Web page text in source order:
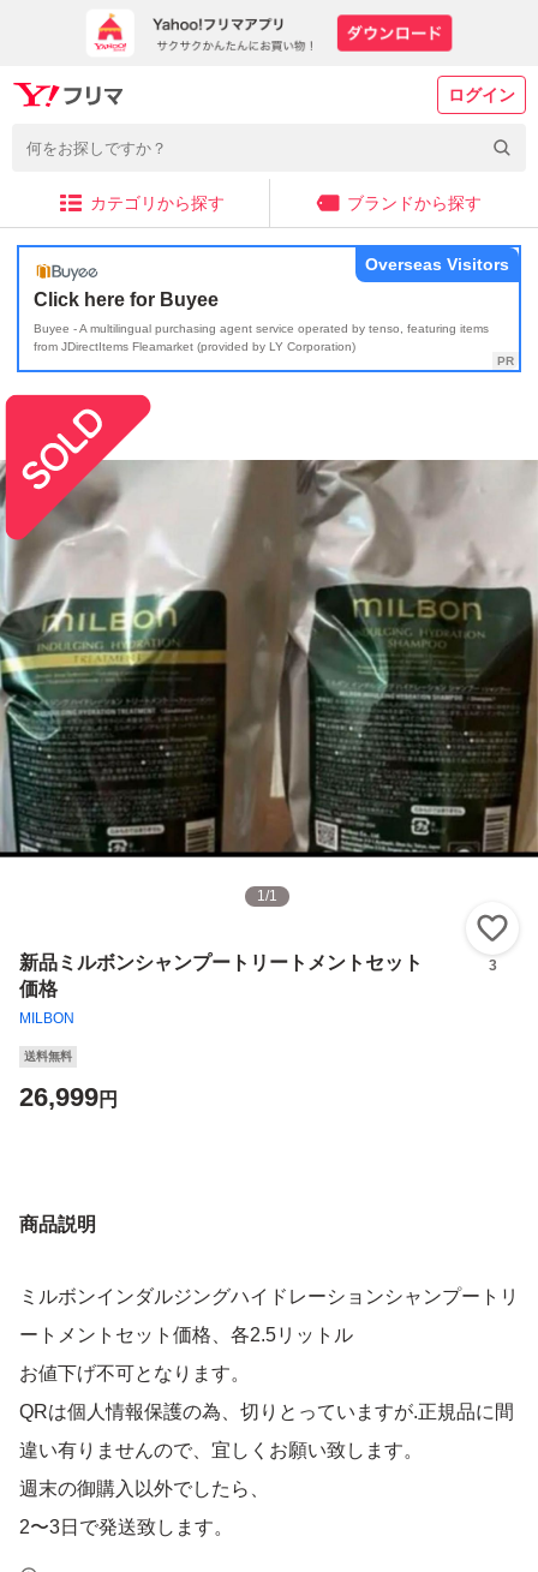
ログイン
カテゴリから探す ブランドから探す
Click here for Buyee
Buyee - A multilingual purchasing agent service operated by tenso, featuring items
from JDirectItems Fleamarket (provided by LY Corporation)
Overseas Visitors
1/1
新品ミルボンシャンプートリートメントセット
価格
MILBON
3
送料無料
26,999円
商品説明
ミルボンインダルジングハイドレーションシャンプートリ
ートメントセット価格、各2.5リットル
お値下げ不可となります。
QRは個人情報保護の為、切りとっていますが.正規品に間
違い有りませんので、宜しくお願い致します。
週末の御購入以外でしたら、
2〜3日で発送致します。